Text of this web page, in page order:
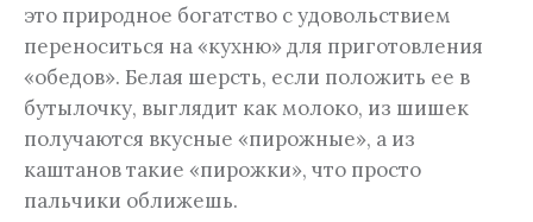
это природное богатство с удовольствием
переноситься на «кухню» для приготовления
«обедов». Белая шерсть, если положить ее в
бутылочку, выглядит как молоко, из шишек
получаются вкусные «пирожные», а из
каштанов такие «пирожки», что просто
пальчики оближешь.